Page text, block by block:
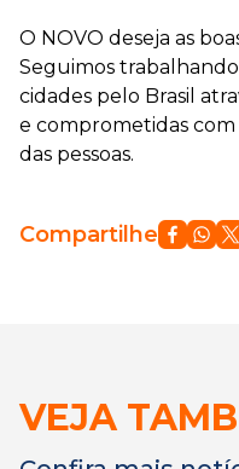
O NOVO deseja as
Seguimos
cidades pelo Brasil
e comprometidas
das pessoas.
Compartilhe
VEJA